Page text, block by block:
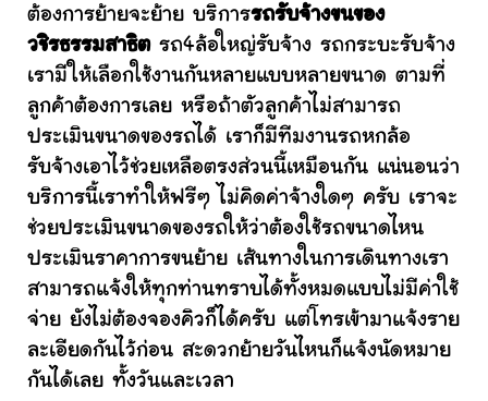
ต้องการย้ายจะย้าย บริการรถรับจ้างขนของ
วชิรธรรมสาธิตรถ4ล้อใหญ่รับจ้าง รถกระบะรับจ้าง
เรามีให้เลือกใช้งานกันหลายแบบหลายขนาด ตามที่
ลูกค้าต้องการเลย หรือถ้าตัวลูกค้าไม่สามารถ
ประเมินขนาดของรถได้ เราก็มีทีมงานรถหกล้อ
รับจ้างเอาไว้ช่วยเหลือตรงส่วนนี้เหมือนกัน แน่นอนว่า
บริการนี้เราทำให้ฟรีๆ ไม่คิดค่าจ้างใดๆ ครับ เราจะ
ช่วยประเมินขนาดของรถให้ว่าต้องใช้รถขนาดไหน
ประเมินราคาการขนย้าย เส้นทางในการเดินทางเรา
สามารถแจ้งให้ทุกท่านทราบได้ทั้งหมดแบบไม่มีค่าใช้
จ่าย ยังไม่ต้องจองคิวก็ได้ครับ แต่โทรเข้ามาแจ้งราย
ละเอียดกันไว้ก่อน สะดวกย้ายวันไหนก็แจ้งนัดหมาย
กันได้เลย ทั้งวันและเวลา